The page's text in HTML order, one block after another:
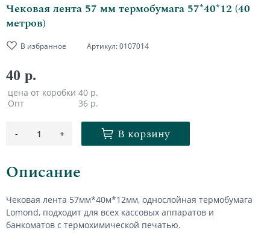
Чековая лента 57 мм термобумага 57*40*12 (40
метров)
В избранное Артикул:0107014
40 р.
цена от коробки 40 р.
Опт
36 р.
- 1 + В корзину
Описание
Чековая лента 57мм*40м*12мм, однослойная термобумага
Lomond, подходит для всех кассовых аппаратов и
банкоматов с термохимической печатью.